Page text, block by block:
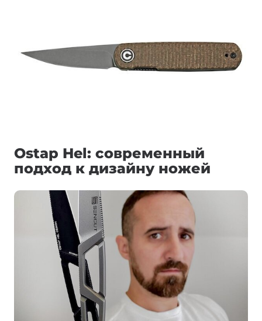
Ostap Hel: современный
подход к дизайну ножей